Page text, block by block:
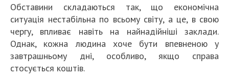
Обставини складаються так, що економічна
ситуація нестабільна по всьому світу, а це, в свою
чергу, впливає навіть на найнадійніші заклади.
Однак, кожна людина хоче бути впевненою у
завтрашньому дні, особливо, якщо справа
стосується коштів.